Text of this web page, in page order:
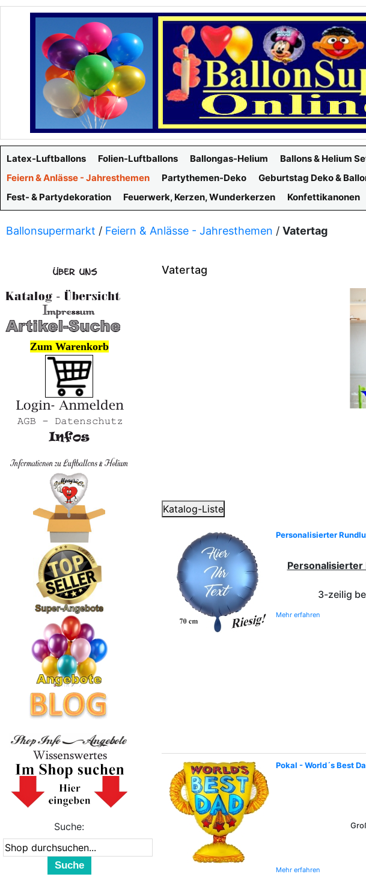
Latex-Luftballons Folien-Luftballons Ballongas-Helium Ballons & Helium
Feiern & Anlässe - Jahresthemen
Partythemen-Deko Geburtstag Deko &
Fest- & Partydekoration
Feuerwerk, Kerzen, Wunderkerzen Konfettikanonen
Ballonsupermarkt / Feiern & Anlässe - Jahresthemen / Vatertag
Vatertag
Katalog-Liste
Personalisierter
Personalisierter
3-zeilig
Mehr erfahren
Pokal - World´s Best
Mehr erfahren
Zum Warenkorb
Suche:
Suche